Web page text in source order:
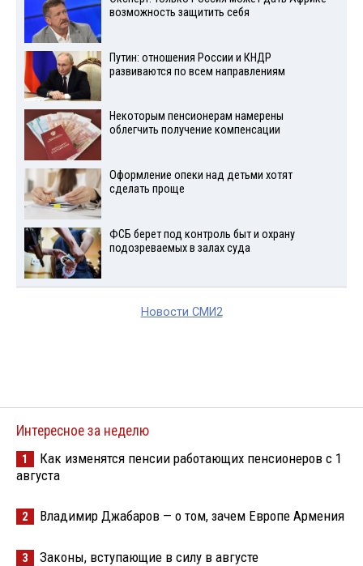
возможность защитить себя
Путин: отношения России и КНДР
развиваются по всем направлениям
Некоторым пенсионерам намерены
облегчить получение компенсации
Оформление опеки над детьми хотят
сделать проще
ФСБ берет под контроль быт и охрану
подозреваемых в залах суда
Новости СМИ2
Интересное за неделю
1
Как изменятся пенсии работающих пенсионеров с 1
августа
2 Владимир Джабаров — о том, зачем Европе Армения
3 Законы, вступающие в силу в августе